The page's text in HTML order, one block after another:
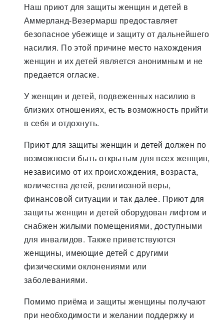
Наш приют для защиты женщин и детей в
Аммерланд-Везермарш предоставляет
безопасное убежище и защиту от дальнейшего
насилия. По этой причине место нахождения
женщин и их детей является анонимным и не
предается огласке.
У женщин и детей, подвеженных насилию в
близких отношениях, есть возможность прийти
в себя и отдохнуть.
Приют для защиты женщин и детей должен по
возможности быть открытым для всех женщин,
независимо от их происхождения, возраста,
количества детей, религиозной веры,
финансовой ситуации и так далее. Приют для
защиты женщин и детей оборудован лифтом и
снабжен жилыми помещениями, доступными
для инвалидов. Также приветствуются
женщины, имеющие детей с другими
физическими оклонениями или
заболеваниями.
Помимо приёма и защиты женщины получают
при необходимости и желании поддержку и